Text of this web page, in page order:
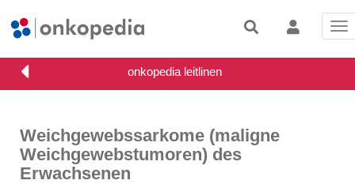
Weichgewebssarkome (maligne
Weichgewebstumoren) des
Erwachsenen